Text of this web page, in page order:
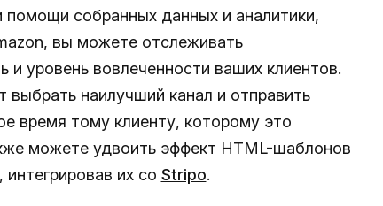
собранных данных и аналитики,
вы можете отслеживать
и уровень вовлеченности ваших клиентов.
выбрать наилучший канал и отправить
время тому клиенту, которому это
можете удвоить эффект HTML-шаблонов
их со Stripo.